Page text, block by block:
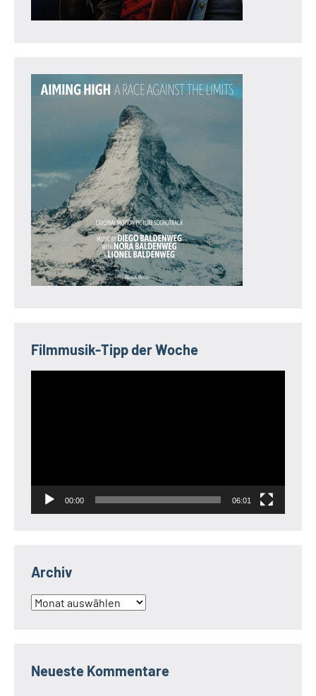
Filmmusik-Tipp der Woche
00:00 06:01
Archiv
Archiv
Neueste Kommentare